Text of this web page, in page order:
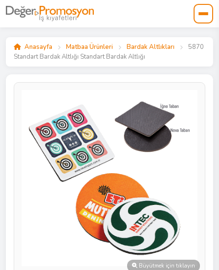
Anasayfa Matbaa Ürünleri Bardak Altlıkları
5870
Standart Bardak Altlığı Standart Bardak Altlığı
Büyütmek için tıklayın